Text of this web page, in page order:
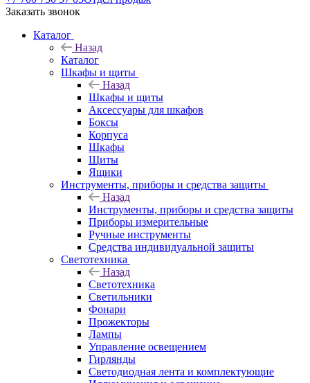
Заказать звонок
Каталог
Назад
Каталог
Шкафы и щиты
Назад
Шкафы и щиты
Аксессуары для шкафов
Боксы
Корпуса
Шкафы
Щиты
Ящики
Инструменты, приборы и средства защиты
Назад
Инструменты, приборы и средства защиты
Приборы измерительные
Ручные инструменты
Средства индивидуальной защиты
Светотехника
Назад
Светотехника
Светильники
Фонари
Прожекторы
Лампы
Управление освещением
Гирлянды
Светодиодная лента и комплектующие